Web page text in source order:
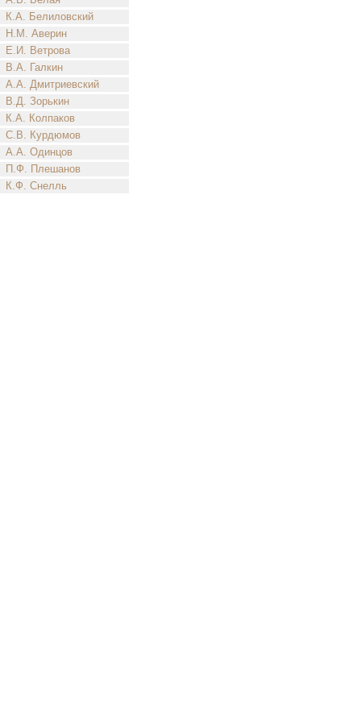
К.А. Белиловский
Н.М. Аверин
Е.И. Ветрова
В.А. Галкин
А.А. Дмитриевский
В.Д. Зорькин
К.А. Колпаков
С.В. Курдюмов
А.А. Одинцов
П.Ф. Плешанов
К.Ф. Снелль